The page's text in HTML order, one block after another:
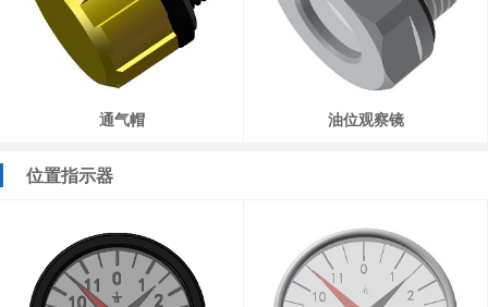
通气帽 油位观察镜
位置指示器